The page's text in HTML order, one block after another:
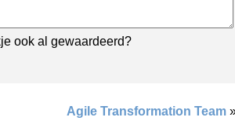
ook al gewaardeerd?
Agile Transformation Team